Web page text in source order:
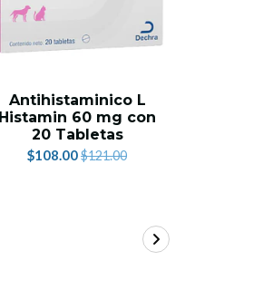
Antihistaminico L
Histamin 60 mg con
20 Tabletas
$108.00$121.00